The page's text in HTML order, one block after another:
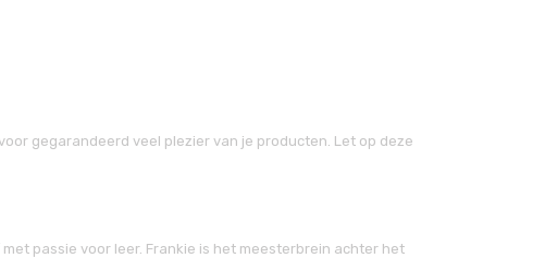
gegarandeerd veel plezier van je producten. Let op deze
passie voor leer. Frankie is het meesterbrein achter het